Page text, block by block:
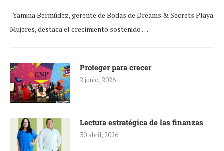
Yamina Bermúdez, gerente de Bodas de Dreams & Secrets Playa
Mujeres, destaca el crecimiento sostenido …
Proteger para crecer
2 junio, 2026
Lectura estratégica de las finanzas
30 abril, 2026